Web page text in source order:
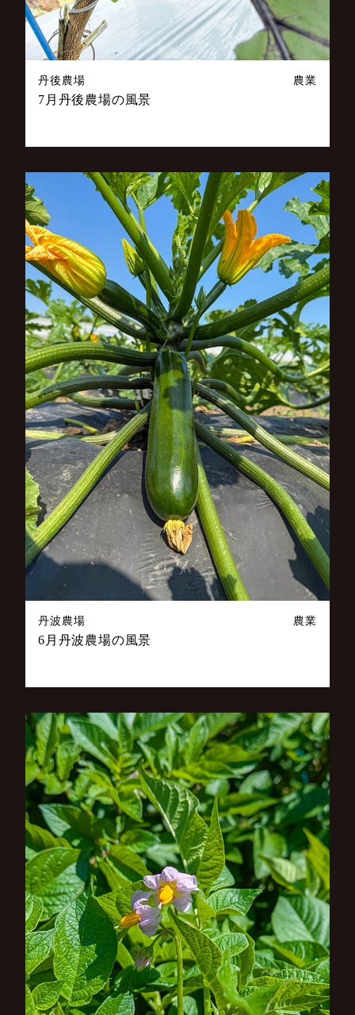
丹後農場 農業
7月丹後農場の風景
丹波農場 農業
6月丹波農場の風景